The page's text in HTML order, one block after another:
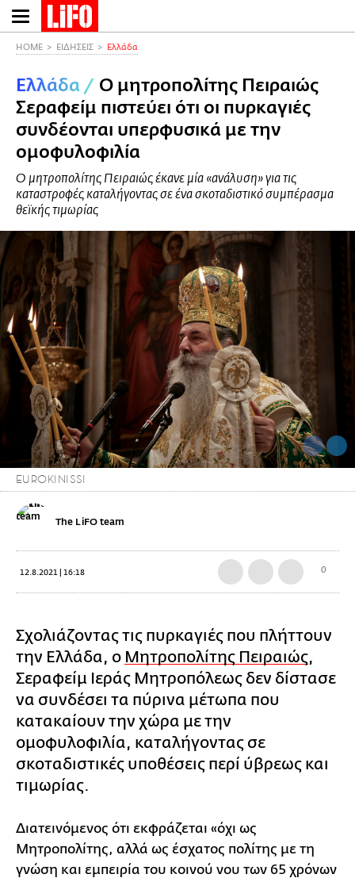
Παράκαμψη
προς
περιεχόμενο
HOME ΕΙΔΗΣΕΙΣ Ελλάδα
Ελλάδα / Ο μητροπολίτης Πειραιώς
Σεραφείμ πιστεύει ότι οι πυρκαγιές
συνδέονται υπερφυσικά με την
ομοφυλοφιλία
Ο μητροπολίτης Πειραιώς έκανε μία «ανάλυση» για τις
καταστροφές καταλήγοντας σε ένα σκοταδιστικό συμπέρασμα
θεϊκής τιμωρίας
EUROKINISSI
The LiFO team
12.8.2021 | 16:18 0
Σχολιάζοντας τις πυρκαγιές που πλήττουν
την Ελλάδα, ο Μητροπολίτης Πειραιώς,
Σεραφείμ Ιεράς Μητροπόλεως δεν δίστασε
να συνδέσει τα πύρινα μέτωπα που
κατακαίουν την χώρα με την
ομοφυλοφιλία, καταλήγοντας σε
σκοταδιστικές υποθέσεις περί ύβρεως και
τιμωρίας.
Διατεινόμενος ότι εκφράζεται «όχι ως
Μητροπολίτης, αλλά ως έσχατος πολίτης με τη
γνώση και εμπειρία του κοινού νου των 65 χρόνων